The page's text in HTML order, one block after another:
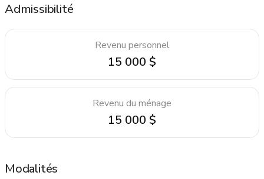
Admissibilité
Revenu personnel
15 000 $
Revenu du ménage
15 000 $
Modalités